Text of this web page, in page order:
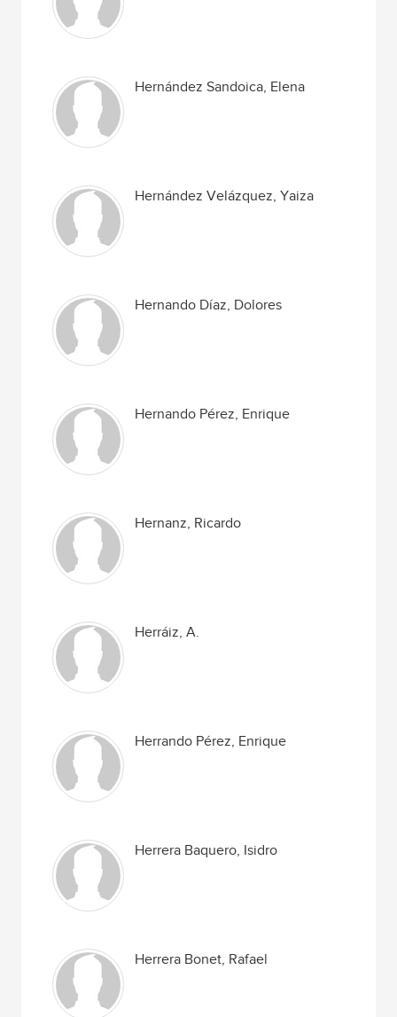
Hernández Sandoica, Elena
Hernández Velázquez, Yaiza
Hernando Díaz, Dolores
Hernando Pérez, Enrique
Hernanz, Ricardo
Herráiz, A.
Herrando Pérez, Enrique
Herrera Baquero, Isidro
Herrera Bonet, Rafael